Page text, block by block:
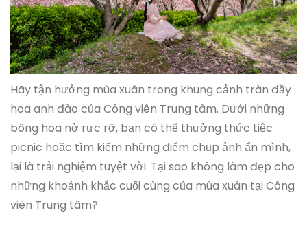
Hãy tận hưởng mùa xuân trong khung cảnh tràn đầy
hoa anh đào của Công viên Trung tâm. Dưới những
bông hoa nở rực rỡ, bạn có thể thưởng thức tiệc
picnic hoặc tìm kiếm những điểm chụp ảnh ẩn mình,
lại là trải nghiệm tuyệt vời. Tại sao không làm đẹp cho
những khoảnh khắc cuối cùng của mùa xuân tại Công
viên Trung tâm?